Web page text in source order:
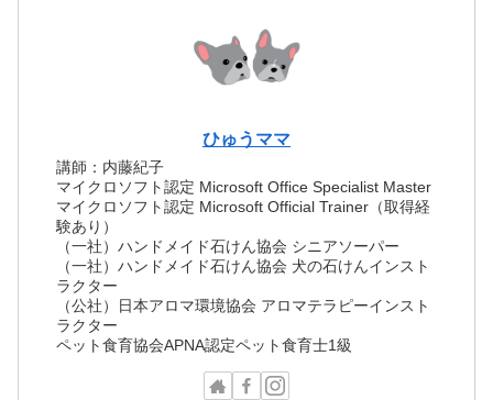
ひゅうママ
講師：内藤紀子
マイクロソフト認定 Microsoft Office Specialist Master
マイクロソフト認定 Microsoft Official Trainer（取得経
験あり）
（一社）ハンドメイド石けん協会 シニアソーパー
（一社）ハンドメイド石けん協会 犬の石けんインスト
ラクター
（公社）日本アロマ環境協会 アロマテラピーインスト
ラクター
ペット食育協会APNA認定ペット食育士1級